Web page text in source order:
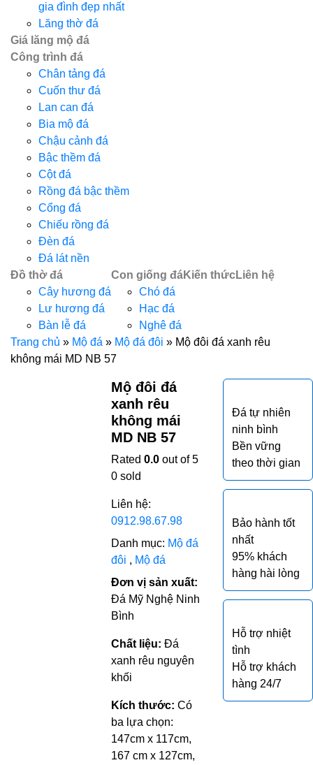
gia đình đẹp nhất
Lăng thờ đá
Giá lăng mộ đá
Công trình đá
Chân tảng đá
Cuốn thư đá
Lan can đá
Bia mộ đá
Chậu cảnh đá
Bậc thềm đá
Cột đá
Rồng đá bậc thềm
Cổng đá
Chiếu rồng đá
Đèn đá
Đá lát nền
Đồ thờ đá
Cây hương đá
Lư hương đá
Bàn lễ đá
Con giống đá
Chó đá
Hạc đá
Nghê đá
Kiến thứcLiên hệ
Trang chủ » Mộ đá » Mộ đá đôi » Mộ đôi đá xanh rêu
không mái MD NB 57
Mộ đôi đá
xanh rêu
không mái
MD NB 57
Rated0.0 out of 5
0 sold
Liên hệ:
0912.98.67.98
Danh mục: Mộ đá
đôi , Mộ đá
Đơn vị sản xuất:
Đá Mỹ Nghệ Ninh
Bình
Chất liệu: Đá
xanh rêu nguyên
khối
Kích thước: Có
ba lựa chọn:
147cm x 117cm,
167 cm x 127cm,
Đá tự nhiên
ninh bình
Bền vững
theo thời gian
Bảo hành tốt
nhất
95% khách
hàng hài lòng
Hỗ trợ nhiệt
tình
Hỗ trợ khách
hàng 24/7